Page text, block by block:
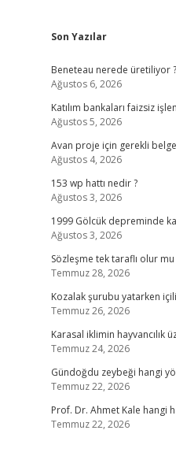
Sidebar
Son Yazılar
Beneteau nerede üretiliyor ?
Ağustos 6, 2026
Katılım bankaları faizsiz
Ağustos 5, 2026
Avan proje için gerekli
Ağustos 4, 2026
153 wp hattı nedir ?
Ağustos 3, 2026
1999 Gölcük depreminde
Ağustos 3, 2026
Sözleşme tek taraflı olur mu
Temmuz 28, 2026
Kozalak şurubu yatarken
Temmuz 26, 2026
Karasal iklimin hayvancılık
Temmuz 24, 2026
Gündoğdu zeybeği hangi
Temmuz 22, 2026
Prof. Dr. Ahmet Kale hangi
Temmuz 22, 2026
https://